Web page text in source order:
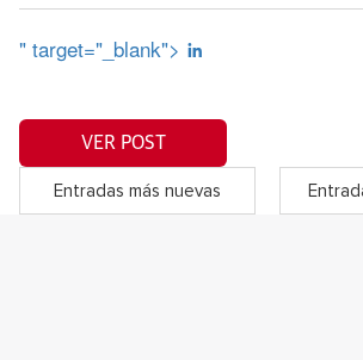
" target="_blank">
VER POST
Entradas más nuevas